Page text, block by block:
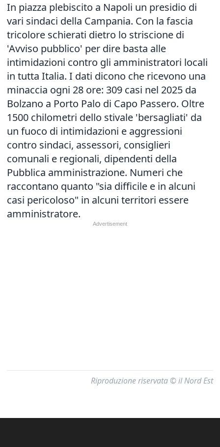
In piazza plebiscito a Napoli un presidio di
vari sindaci della Campania. Con la fascia
tricolore schierati dietro lo striscione di
'Avviso pubblico' per dire basta alle
intimidazioni contro gli amministratori locali
in tutta Italia. I dati dicono che ricevono una
minaccia ogni 28 ore: 309 casi nel 2025 da
Bolzano a Porto Palo di Capo Passero. Oltre
1500 chilometri dello stivale 'bersagliati' da
un fuoco di intimidazioni e aggressioni
contro sindaci, assessori, consiglieri
comunali e regionali, dipendenti della
Pubblica amministrazione. Numeri che
raccontano quanto "sia difficile e in alcuni
casi pericoloso" in alcuni territori essere
amministratore.
Riproduzione riservata © il Nord Est